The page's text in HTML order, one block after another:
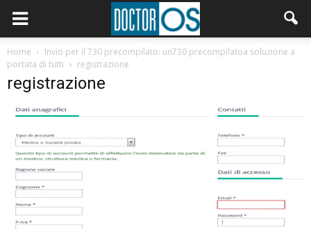
Home
Invio per il 730 precompilato: un730 precompilatoa soluzione a
portata di tutti
registrazione
registrazione